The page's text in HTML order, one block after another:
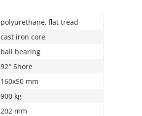
polyurethane, flat tread
cast iron core
ball bearing
92° Shore
160x50 mm
900 kg
202 mm